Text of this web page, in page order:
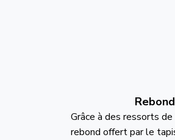
Grâce à des ressorts
rebond offert par le